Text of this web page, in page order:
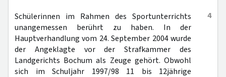
4
Schülerinnen im Rahmen des Sportunterrichts
unangemessen berührt zu haben. In der
Hauptverhandlung vom 24. September 2004 wurde
der Angeklagte vor der Strafkammer des
Landgerichts Bochum als Zeuge gehört. Obwohl
sich im Schuljahr 1997/98 11 bis 12jährige